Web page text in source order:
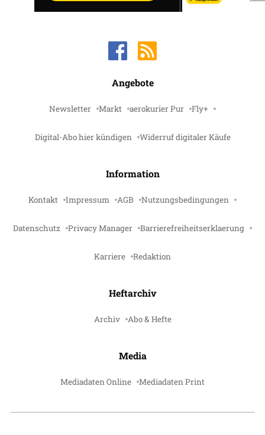
Angebote
Newsletter Markt aerokurier Pur Fly+
Digital-Abo hier kündigen Widerruf digitaler Käufe
Information
Kontakt Impressum AGB Nutzungsbedingungen
Datenschutz Privacy Manager Barrierefreiheitserklaerung
Karriere Redaktion
Heftarchiv
Archiv Abo & Hefte
Media
Mediadaten Online Mediadaten Print